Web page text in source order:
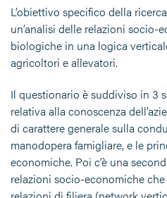
L’obiettivo specifico della
un’analisi delle relazioni socio-
biologiche in una logica
agricoltori e allevatori.
Il questionario è suddiviso in 3
relativa alla conoscenza
di carattere generale sulla
manodopera famigliare, e le
economiche. Poi c’è una
relazioni socio-economiche